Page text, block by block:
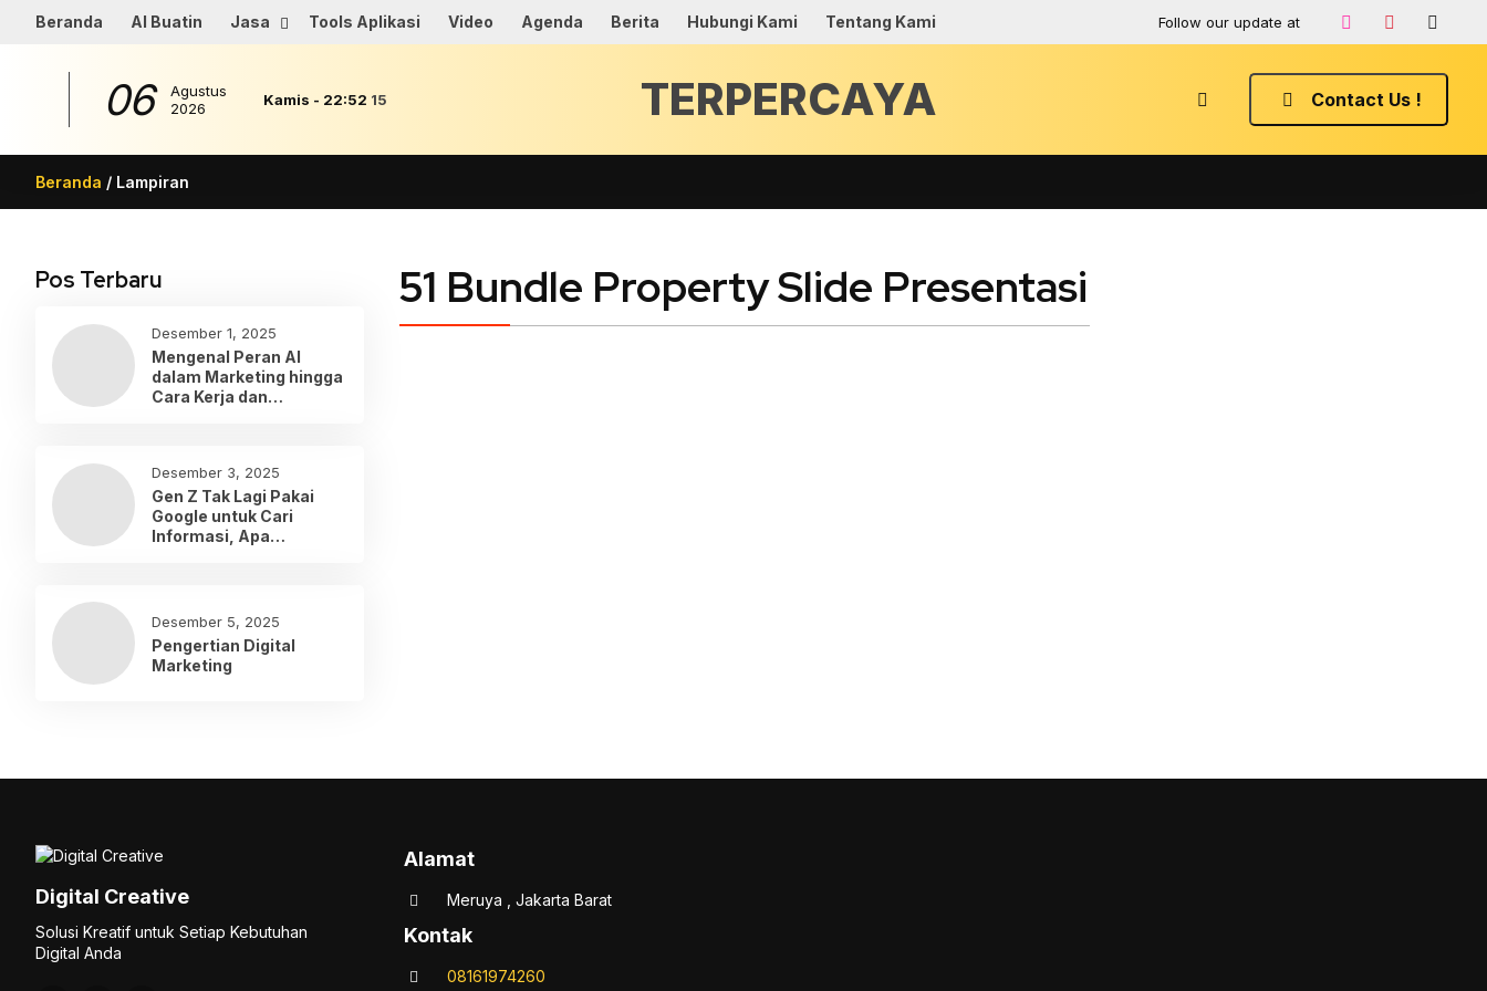
Beranda AI Buatin Jasa Tools Aplikasi Video Agenda Berita Hubungi Kami Tentang Kami Follow our update at
06
Agustus
2026
Kamis - 22:52 15 TERPE Contact Us !
Beranda / Lampiran
51 Bundle Property Slide Presentasi
Pos Terbaru
Desember 1, 2025
Mengenal Peran AI
dalam Marketing hingga
Cara Kerja dan
Desember 3, 2025
Gen Z Tak Lagi Pakai
Google untuk Cari
Informasi, Apa
Desember 5, 2025
Pengertian Digital
Marketing
Digital Creative
Solusi Kreatif untuk Setiap Kebutuhan
Digital Anda
Alamat
Meruya , Jakarta Barat
Kontak
08161974260